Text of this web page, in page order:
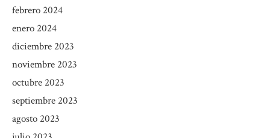
febrero 2024
enero 2024
diciembre 2023
noviembre 2023
octubre 2023
septiembre 2023
agosto 2023